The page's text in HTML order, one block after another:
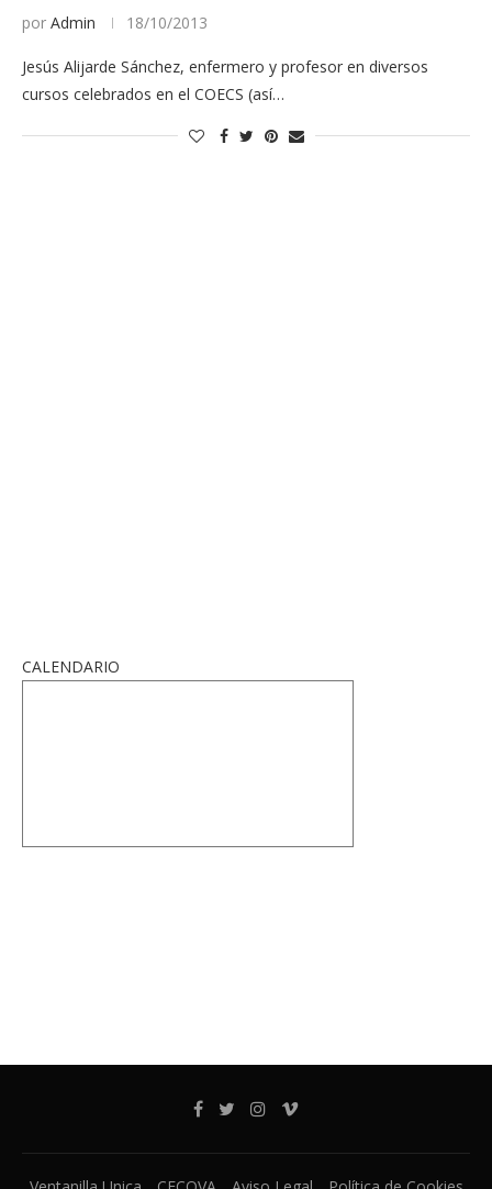
por Admin 18/10/2013
Jesús Alijarde Sánchez, enfermero y profesor en diversos
cursos celebrados en el COECS (así…
CALENDARIO